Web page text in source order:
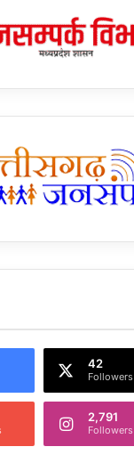
42
Followers
2,791
Followers